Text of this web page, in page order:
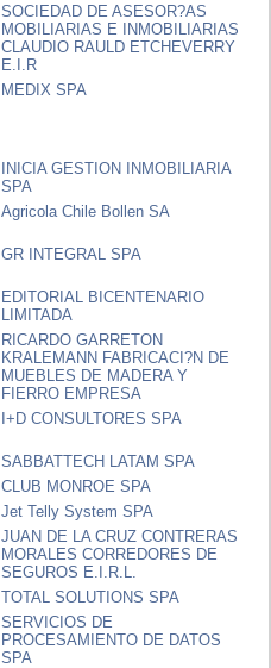
SOCIEDAD DE ASESOR?AS
MOBILIARIAS E INMOBILIARIAS
CLAUDIO RAULD ETCHEVERRY
E.I.R
MEDIX SPA
INICIA GESTION INMOBILIARIA
SPA
Agricola Chile Bollen SA
GR INTEGRAL SPA
EDITORIAL BICENTENARIO
LIMITADA
RICARDO GARRETON
KRALEMANN FABRICACI?N DE
MUEBLES DE MADERA Y
FIERRO EMPRESA
I+D CONSULTORES SPA
SABBATTECH LATAM SPA
CLUB MONROE SPA
Jet Telly System SPA
JUAN DE LA CRUZ CONTRERAS
MORALES CORREDORES DE
SEGUROS E.I.R.L.
TOTAL SOLUTIONS SPA
SERVICIOS DE
PROCESAMIENTO DE DATOS
SPA